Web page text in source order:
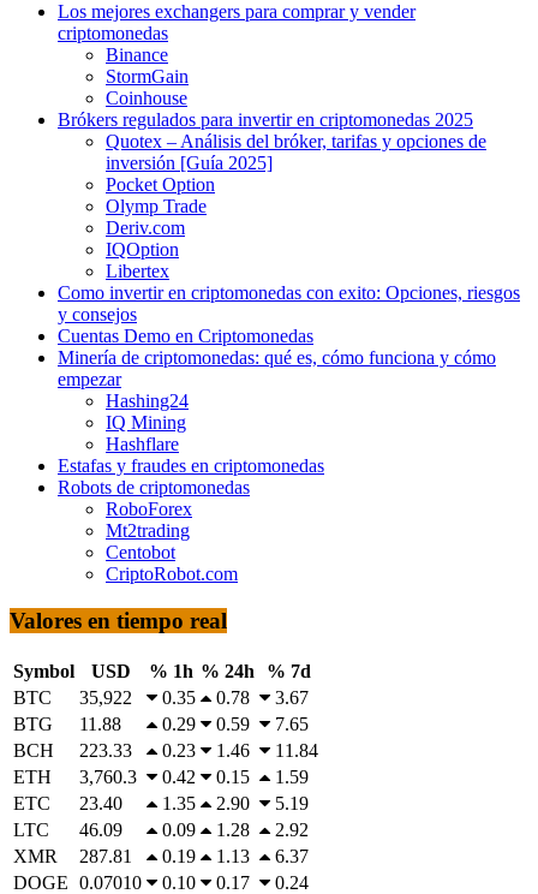
Los mejores exchangers para comprar y vender
criptomonedas
Binance
StormGain
Coinhouse
Brókers regulados para invertir en criptomonedas 2025
Quotex – Análisis del bróker, tarifas y opciones de
inversión [Guía 2025]
Pocket Option
Olymp Trade
Deriv.com
IQOption
Libertex
Como invertir en criptomonedas con exito: Opciones, riesgos
y consejos
Cuentas Demo en Criptomonedas
Minería de criptomonedas: qué es, cómo funciona y cómo
empezar
Hashing24
IQ Mining
Hashflare
Estafas y fraudes en criptomonedas
Robots de criptomonedas
RoboForex
Mt2trading
Centobot
CriptoRobot.com
Valores en tiempo real
Symbol USD % 1h % 24h
% 7d
BTC
35,922 0.35 0.78
3.67
BTG
11.88 0.29 0.59
7.65
BCH
223.33 0.23 1.46
11.84
ETH
3,760.3 0.42 0.15
1.59
ETC
23.40 1.35 2.90
5.19
LTC
46.09 0.09 1.28
2.92
XMR
287.81 0.19 1.13
6.37
DOGE 0.07010 0.10 0.17
0.24